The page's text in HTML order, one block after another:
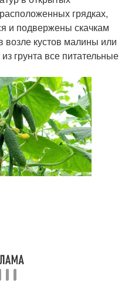
грядках,
и подвержены скачкам
возле кустов малины или
грунта все питательные